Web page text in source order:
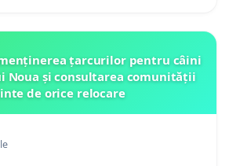
țarcurilor pentru câini
Noua și consultarea comunității
de orice relocare